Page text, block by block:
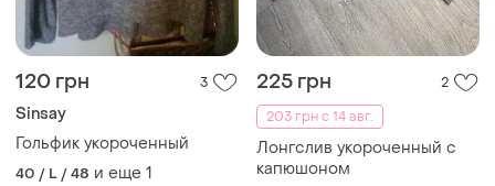
120 грн 3
Sinsay
Гольфик укороченный
40 / L / 48 и еще 1
225 грн
2
203 грн с 14 авг.
Лонгслив укороченный с
капюшоном